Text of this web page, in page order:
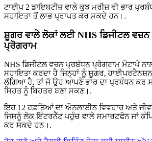
ਟਾਈਪ 2 ਡਾਇਬਟੀਜ਼ ਵਾਲੇ ਕੁਝ ਮਰੀਜ਼ ਵੀ ਭਾਰ
ਸਹਾਇਤਾ ਤੋਂ ਲਾਭ ਪ੍ਰਾਪਤ ਕਰ ਸਕਦੇ ਹਨ।.
ਸ਼ੂਗਰ ਵਾਲੇ ਲੋਕਾਂ ਲਈ NHS ਡਿਜੀਟਲ
ਪ੍ਰੋਗਰਾਮ
NHS ਡਿਜੀਟਲ ਵਜ਼ਨ ਪ੍ਰਬੰਧਨ ਪ੍ਰੋਗਰਾਮ ਮੋਟਾਪੇ
ਸਹਾਇਤਾ ਕਰਦਾ ਹੈ ਜਿਨ੍ਹਾਂ ਨੂੰ ਸ਼ੂਗਰ, ਹਾਈਪਰਟੈਨਸ਼ਨ
ਲੱਗਿਆ ਹੈ, ਤਾਂ ਜੋ ਉਹ ਆਪਣੇ ਭਾਰ ਦਾ ਪ੍ਰਬੰਧਨ ਕਰ
ਸਿਹਤ ਨੂੰ ਬਿਹਤਰ ਬਣਾ ਸਕਣ।.
ਇਹ 12 ਹਫ਼ਤਿਆਂ ਦਾ ਔਨਲਾਈਨ ਵਿਵਹਾਰ ਅਤੇ
ਜਿਸਨੂੰ ਲੋਕ ਇੰਟਰਨੈੱਟ ਪਹੁੰਚ ਵਾਲੇ ਸਮਾਰਟਫੋਨ ਜਾਂ
ਕਰ ਸਕਦੇ ਹਨ।.